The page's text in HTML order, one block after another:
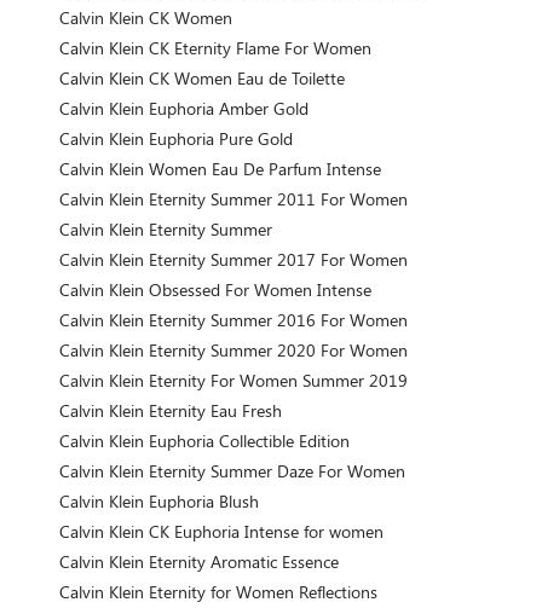
Calvin Klein CK Women
Calvin Klein CK Eternity Flame For Women
Calvin Klein CK Women Eau de Toilette
Calvin Klein Euphoria Amber Gold
Calvin Klein Euphoria Pure Gold
Calvin Klein Women Eau De Parfum Intense
Calvin Klein Eternity Summer 2011 For Women
Calvin Klein Eternity Summer
Calvin Klein Eternity Summer 2017 For Women
Calvin Klein Obsessed For Women Intense
Calvin Klein Eternity Summer 2016 For Women
Calvin Klein Eternity Summer 2020 For Women
Calvin Klein Eternity For Women Summer 2019
Calvin Klein Eternity Eau Fresh
Calvin Klein Euphoria Collectible Edition
Calvin Klein Eternity Summer Daze For Women
Calvin Klein Euphoria Blush
Calvin Klein CK Euphoria Intense for women
Calvin Klein Eternity Aromatic Essence
Calvin Klein Eternity for Women Reflections